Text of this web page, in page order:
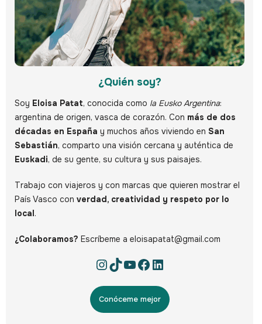
¿Quién soy?
Soy Eloisa Patat, conocida como la Eusko Argentina:
argentina de origen, vasca de corazón. Con más de dos
décadas en España y muchos años viviendo en San
Sebastián, comparto una visión cercana y auténtica de
Euskadi, de su gente, su cultura y sus paisajes.
Trabajo con viajeros y con marcas que quieren mostrar el
País Vasco con verdad, creatividad y respeto por lo
local.
¿Colaboramos? Escríbeme a eloisapatat@gmail.com
Conóceme mejor